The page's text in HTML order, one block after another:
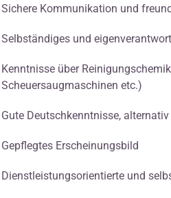
Sichere Kommunikation und
Selbständiges und
Kenntnisse über
Scheuersaugmaschinen etc.)
Gute Deutschkenntnisse,
Gepflegtes Erscheinungsbild
Dienstleistungsorientierte und